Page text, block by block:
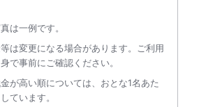
は一例です。
は変更になる場合があります。ご利用
で事前にご確認ください。
が高い順については、おとな1名あた
ています。